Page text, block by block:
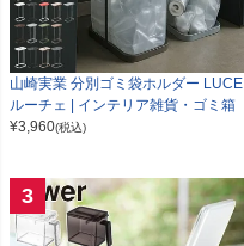
山崎実業 分別ゴミ袋ホルダー LUCE
ルーチェ | インテリア雑貨・ゴミ箱
¥3,960(税込)
3